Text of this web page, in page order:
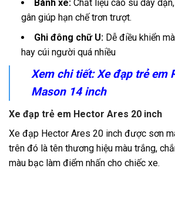
Bánh xe:Chất liệu cao su dày
gân giúp hạn chế trơn trượt.
Ghi đông chữ U:Dễ điều khiển
hay cúi người quá nhiều
Xem chi tiết:Xe đạp trẻ em
Mason 14 inch
Xe đạp trẻ em Hector Ares 20 inch
Xe đạp Hector Ares 20 inch được sơn
trên đó là tên thương hiệu màu trắng,
màu bạc làm điểm nhấn cho chiếc xe.